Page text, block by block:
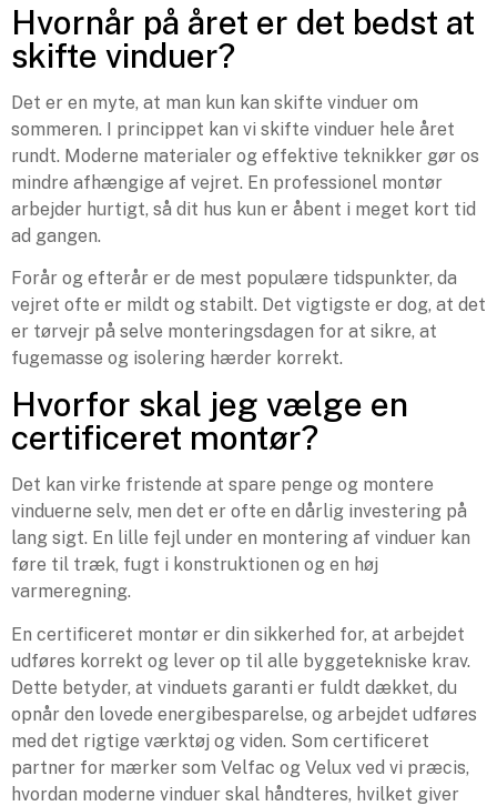
Hvornår på året er det bedst at
skifte vinduer?
Det er en myte, at man kun kan skifte vinduer om
sommeren. I princippet kan vi skifte vinduer hele året
rundt. Moderne materialer og effektive teknikker gør os
mindre afhængige af vejret. En professionel montør
arbejder hurtigt, så dit hus kun er åbent i meget kort tid
ad gangen.
Forår og efterår er de mest populære tidspunkter, da
vejret ofte er mildt og stabilt. Det vigtigste er dog, at det
er tørvejr på selve monteringsdagen for at sikre, at
fugemasse og isolering hærder korrekt.
Hvorfor skal jeg vælge en
certificeret montør?
Det kan virke fristende at spare penge og montere
vinduerne selv, men det er ofte en dårlig investering på
lang sigt. En lille fejl under en montering af vinduer kan
føre til træk, fugt i konstruktionen og en høj
varmeregning.
En certificeret montør er din sikkerhed for, at arbejdet
udføres korrekt og lever op til alle byggetekniske krav.
Dette betyder, at vinduets garanti er fuldt dækket, du
opnår den lovede energibesparelse, og arbejdet udføres
med det rigtige værktøj og viden. Som certificeret
partner for mærker som Velfac og Velux ved vi præcis,
hvordan moderne vinduer skal håndteres, hvilket giver